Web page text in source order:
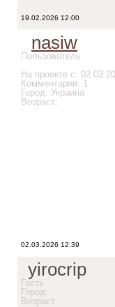
19.02.2026 12:00
nasiw
Пользователь
На проекте с:
Комментарии: 1
Город: Украина
Возраст:
02.03.2026 12:39
yirocrip
Гость
Город:
Возраст: